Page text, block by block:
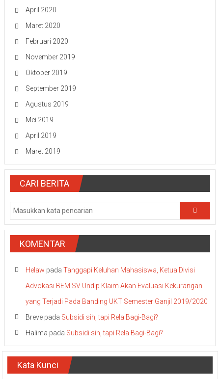
April 2020
Maret 2020
Februari 2020
November 2019
Oktober 2019
September 2019
Agustus 2019
Mei 2019
April 2019
Maret 2019
CARI BERITA
KOMENTAR
Helaw pada Tanggapi Keluhan Mahasiswa, Ketua Divisi
Advokasi BEM SV Undip Klaim Akan Evaluasi Kekurangan
yang Terjadi Pada Banding UKT Semester Ganjil 2019/2020
Brevepada Subsidi sih, tapi Rela Bagi-Bagi?
Halima pada Subsidi sih, tapi Rela Bagi-Bagi?
Kata Kunci